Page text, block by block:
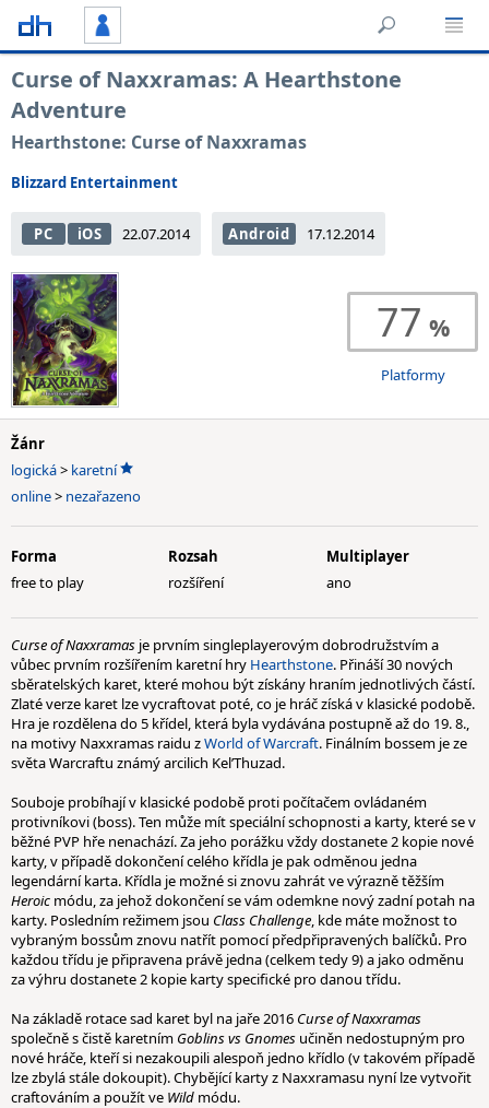
Curse of Naxxramas: A Hearthstone
Adventure
Hearthstone: Curse of Naxxramas
Blizzard Entertainment
PC iOS 22.07.2014 Android 17.12.2014
77
Platformy
Žánr
logická> karetní
online> nezařazeno
Forma
free to play
Rozsah
rozšíření
Multiplayer
ano
Curse of Naxxramas je prvním singleplayerovým dobrodružstvím a
vůbec prvním rozšířením karetní hry Hearthstone. Přináší 30 nových
sběratelských karet, které mohou být získány hraním jednotlivých částí.
Zlaté verze karet lze vycraftovat poté, co je hráč získá v klasické podobě.
Hra je rozdělena do 5 křídel, která byla vydávána postupně až do 19. 8.,
na motivy Naxxramas raidu zWorld of Warcraft. Finálním bossem je ze
světa Warcraftu známý arcilich Kel’Thuzad.
Souboje probíhají v klasické podobě proti počítačem ovládaném
protivníkovi (boss). Ten může mít speciální schopnosti a karty, které se v
běžné PVP hře nenachází. Za jeho porážku vždy dostanete 2 kopie nové
karty, v případě dokončení celého křídla je pak odměnou jedna
legendární karta. Křídla je možné si znovu zahrát ve výrazně těžším
Heroic módu, za jehož dokončení se vám odemkne nový zadní potah na
karty. Posledním režimem jsou Class Challenge, kde máte možnost to
vybraným bossům znovu natřít pomocí předpřipravených balíčků. Pro
každou třídu je připravena právě jedna (celkem tedy 9) a jako odměnu
za výhru dostanete 2 kopie karty specifické pro danou třídu.
Na základě rotace sad karet byl na jaře 2016 Curse of Naxxramas
společně s čistě karetním Goblins vs Gnomes učiněn nedostupným pro
nové hráče, kteří si nezakoupili alespoň jedno křídlo (v takovém případě
lze zbylá stále dokoupit). Chybějící karty z Naxxramasu nyní lze vytvořit
craftováním a použít ve Wild módu.